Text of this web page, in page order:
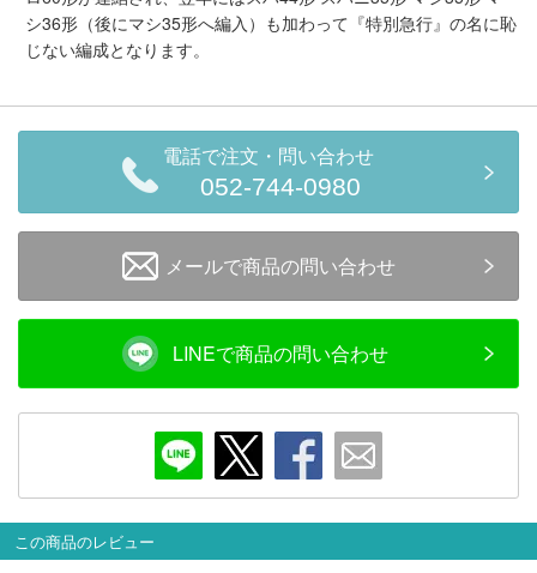
中国・四国 九州・沖縄
お役立ち情報
鉄道模型の情報 商品レビュー
Infomation
お問い合せ
シ36形（後にマシ35形へ編入）も加わって『特別急行』の名に恥
じない編成となります。
電話で注文・問い合わせ
052-744-0980
メールで商品の問い合わせ
LINEで商品の問い合わせ
この商品のレビュー